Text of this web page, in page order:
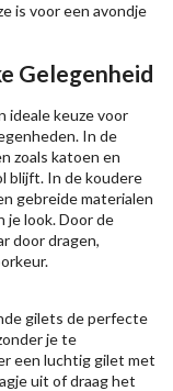
is voor een avondje
Gelegenheid
ideale keuze voor
In de
zoals katoen en
blijft. In de koudere
gebreide materialen
je look. Door de
door dragen,
gilets de perfecte
je te
een luchtig gilet met
uit of draag het